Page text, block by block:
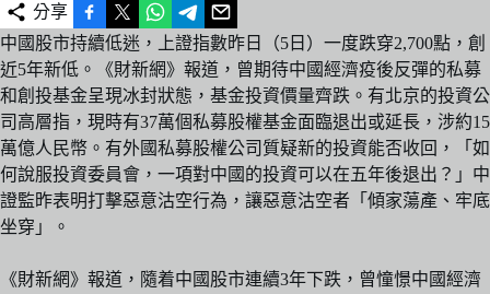
分享
中國股市持續低迷，上證指數昨日（5日）一度跌穿2,700點，創
近5年新低。《財新網》報道，曾期待中國經濟疫後反彈的私募
和創投基金呈現冰封狀態，基金投資價量齊跌。有北京的投資公
司高層指，現時有37萬個私募股權基金面臨退出或延長，涉約15
萬億人民幣。有外國私募股權公司質疑新的投資能否收回，「如
何說服投資委員會，一項對中國的投資可以在五年後退出？」中
證監昨表明打擊惡意沽空行為，讓惡意沽空者「傾家蕩產、牢底
坐穿」。
《財新網》報道，隨着中國股市連續3年下跌，曾憧憬中國經濟